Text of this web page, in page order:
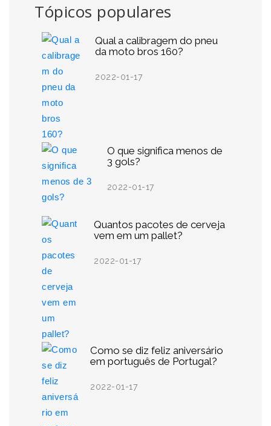
Tópicos populares
Qual a calibragem do pneu
da moto bros 160?
2022-01-17
O que significa menos de
3 gols?
2022-01-17
Quantos pacotes de cerveja
vem em um pallet?
2022-01-17
Como se diz feliz aniversário
em português de Portugal?
2022-01-17